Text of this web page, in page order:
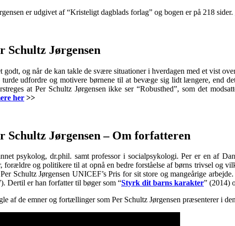
er udgivet af “Kristeligt dagblads forlag” og bogen er på 218 sider.
Schultz Jørgensen
godt, og når de kan takle de svære situationer i hverdagen med et vist
udfordre og motivere børnene til at bevæge sig lidt længere, end
at Per Schultz Jørgensen ikke ser “Robusthed”, som det
her >>
Schultz Jørgensen – Om forfatteren
psykolog, dr.phil. samt professor i socialpsykologi. Per er en af
forældre og politikere til at opnå en bedre forståelse af børns trivsel og
Schultz Jørgensen UNICEF’s Pris for sit store og mangeårige
Dertil er han forfatter til bøger som “Styrk dit barns karakter” (2014)
af de emner og fortællinger som Per Schultz Jørgensen præsenterer i